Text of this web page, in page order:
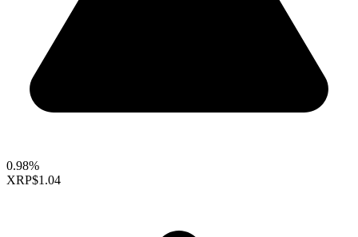
0.98%
XRP$1.04